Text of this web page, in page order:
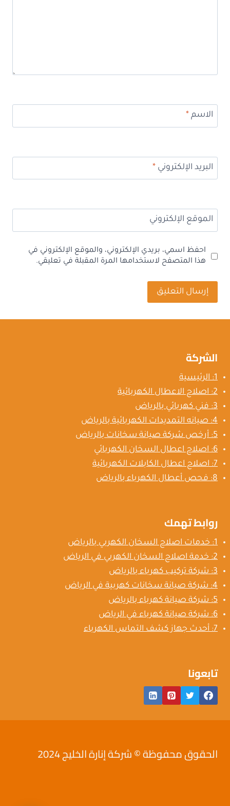
الاسم *
البريد الإلكتروني *
الموقع الإلكتروني
احفظ اسمي، بريدي الإلكتروني، والموقع الإلكتروني في
هذا المتصفح لاستخدامها المرة المقبلة في تعليقي.
الشركة
1: الرئيسية
2: اصلاح الاعطال الكهربائية
3: فني كهربائي بالرياض
4: صيانه التمديدات الكهربائية بالرياض
5: أرخص شركة صيانة سخانات بالرياض
6: اصلاح اعطال السخان الكهربائي
7: اصلاح اعطال الكابلات الكهربائية
8: فحص أعطال الكهرباء بالرياض
روابط تهمك
1: خدمات اصلاح السخان الكهربي بالرياض
2: خدمة اصلاح السخان الكهربي في الرياض
3: شركة تركيب كهرباء بالرياض
4: شركة صيانة سخانات كهربية في الرياض
5: شركة صيانة كهرباء بالرياض
6: شركة صيانة كهرباء في الرياض
7: أحدث جهاز كشف التماس الكهرباء
تابعونا
الحقوق محفوظة © شركة إنارة الخليج 2024